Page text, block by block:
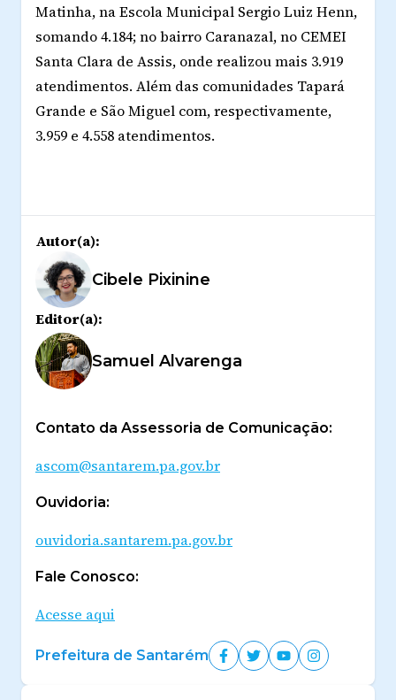
Matinha, na Escola Municipal Sergio Luiz Henn,
somando 4.184; no bairro Caranazal, no CEMEI
Santa Clara de Assis, onde realizou mais 3.919
atendimentos. Além das comunidades Tapará
Grande e São Miguel com, respectivamente,
3.959 e 4.558 atendimentos.
Autor(a):
Cibele Pixinine
Editor(a):
Samuel Alvarenga
Contato da Assessoria de Comunicação:
ascom@santarem.pa.gov.br
Ouvidoria:
ouvidoria.santarem.pa.gov.br
Fale Conosco:
Acesse aqui
Prefeitura de Santarém